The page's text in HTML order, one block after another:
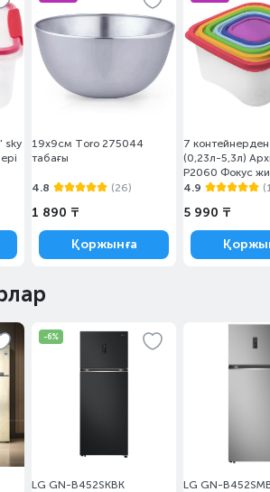
sky
19х9см Toro 275044
табағы
4.8 (26)
1 890 ₸
Қоржынға
7
(0,23л-5,3л)
Р2060 Фокус
4.9
5 990 ₸
-6%
LG GN-B452SKBK
LG GN-